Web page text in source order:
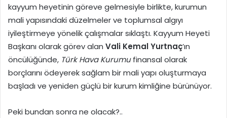
kayyum heyetinin göreve gelmesiyle birlikte, kurumun
mali yapısındaki düzelmeler ve toplumsal algıyı
iyileştirmeye yönelik çalışmalar sıklaştı. Kayyum Heyeti
Başkanı olarak görev alan Vali Kemal Yurtnaç’ın
öncülüğünde, Türk Hava Kurumufinansal olarak
borçlarını ödeyerek sağlam bir mali yapı oluşturmaya
başladı ve yeniden güçlü bir kurum kimliğine bürünüyor.
Peki bundan sonra ne olacak?..